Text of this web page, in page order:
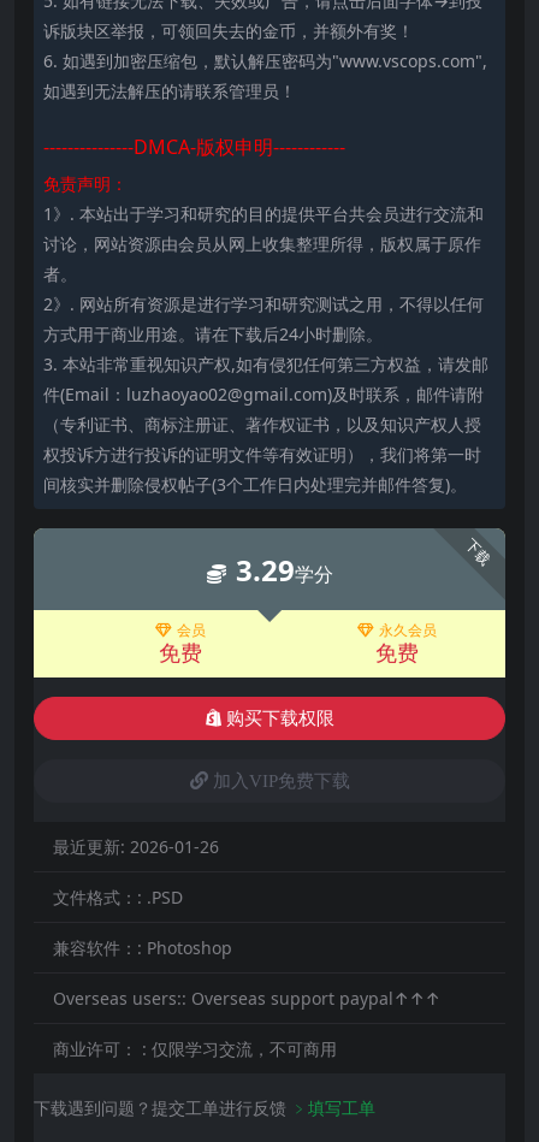
诉版块区举报，可领回失去的金币，并额外有奖！
6. 如遇到加密压缩包，默认解压密码为"www.vscops.com",
如遇到无法解压的请联系管理员！
---------------DMCA-版权申明------------
免责声明：
1》. 本站出于学习和研究的目的提供平台共会员进行交流和
讨论，网站资源由会员从网上收集整理所得，版权属于原作
者。
2》. 网站所有资源是进行学习和研究测试之用，不得以任何
方式用于商业用途。请在下载后24小时删除。
3. 本站非常重视知识产权,如有侵犯任何第三方权益，请发邮
件(Email：luzhaoyao02@gmail.com)及时联系，邮件请附
（专利证书、商标注册证、著作权证书，以及知识产权人授
权投诉方进行投诉的证明文件等有效证明），我们将第一时
间核实并删除侵权帖子(3个工作日内处理完并邮件答复)。
下载
3.29学分
会员
免费
永久会员
免费
购买下载权限
加入VIP免费下载
最近更新: 2026-01-26
文件格式：: .PSD
兼容软件：: Photoshop
Overseas users:: Overseas support paypal↑↑↑
商业许可： : 仅限学习交流，不可商用
下载遇到问题？提交工单进行反馈 ﹥填写工单